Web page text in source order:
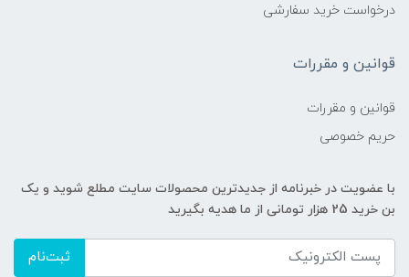
درخواست خرید سفارشی
قوانین و مقررات
قوانین و مقررات
حریم خصوصی
با عضویت در خبرنامه از جدیدترین محصولات سایت مطلع شوید و یک
بن خرید 25 هزار تومانی از ما هدیه بگیرید
ثبت‌نام